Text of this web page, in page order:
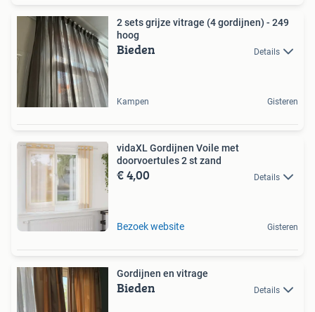
2 sets grijze vitrage (4 gordijnen) - 249
hoog
Bieden Details
Kampen Gisteren
vidaXL Gordijnen Voile met
doorvoertules 2 st zand
€ 4,00 Details
Bezoek website Gisteren
Gordijnen en vitrage
Bieden Details